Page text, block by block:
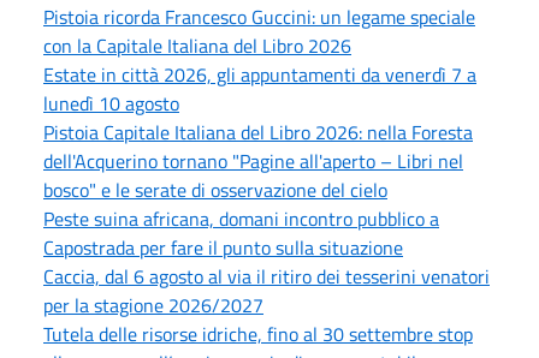
Pistoia ricorda Francesco Guccini: un legame speciale
con la Capitale Italiana del Libro 2026
Estate in città 2026, gli appuntamenti da venerdì 7 a
lunedì 10 agosto
Pistoia Capitale Italiana del Libro 2026: nella Foresta
dell'Acquerino tornano "Pagine all'aperto – Libri nel
bosco" e le serate di osservazione del cielo
Peste suina africana, domani incontro pubblico a
Capostrada per fare il punto sulla situazione
Caccia, dal 6 agosto al via il ritiro dei tesserini venatori
per la stagione 2026/2027
Tutela delle risorse idriche, fino al 30 settembre stop